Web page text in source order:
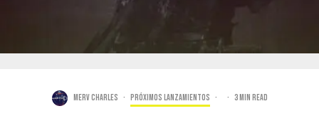
Merv Charles · Próximos Lanzamientos · · 3 min read